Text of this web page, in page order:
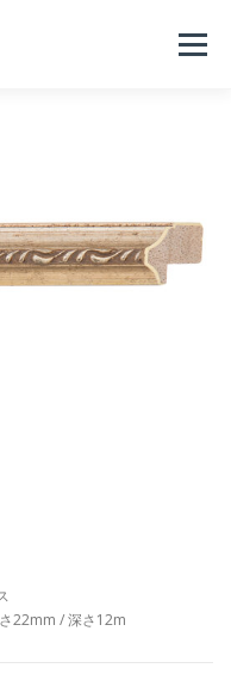
メニュー
法人のお客様
22mm / 深さ12m